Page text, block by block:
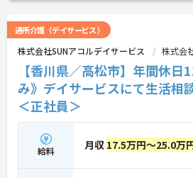
通所介護（デイサービス）
株式会社SUNアコルデイサービス 株式会
【香川県／高松市】年間休
み》デイサービスにて生活相
＜正社員＞
給料 月収 17.5万円～25.0万